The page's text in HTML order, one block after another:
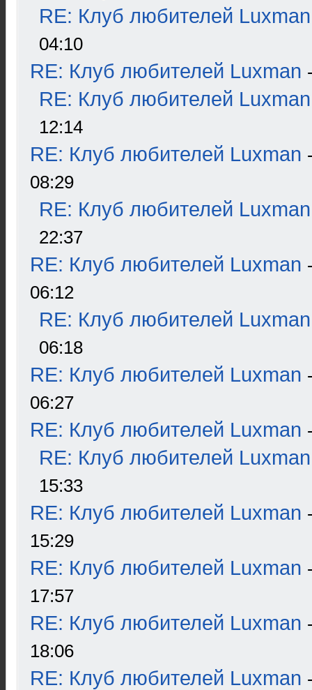
RE: Клуб любителей Luxman
04:10
RE: Клуб любителей Luxman
RE: Клуб любителей Luxman
12:14
RE: Клуб любителей Luxman
08:29
RE: Клуб любителей Luxman
22:37
RE: Клуб любителей Luxman
06:12
RE: Клуб любителей Luxman
06:18
RE: Клуб любителей Luxman
06:27
RE: Клуб любителей Luxman
RE: Клуб любителей Luxman
15:33
RE: Клуб любителей Luxman
15:29
RE: Клуб любителей Luxman
17:57
RE: Клуб любителей Luxman
18:06
RE: Клуб любителей Luxman